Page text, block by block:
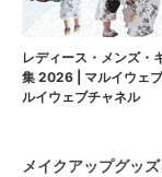
レディース・メンズ・
集 2026 | マルイウェ
ルイウェブチャネル
メイクアップグッ